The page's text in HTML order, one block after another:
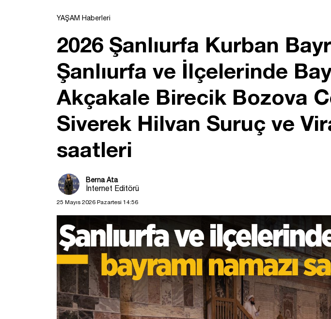
YAŞAM Haberleri
2026 Şanlıurfa Kurban
Şanlıurfa ve İlçelerinde
Akçakale Birecik Bozova
Siverek Hilvan Suruç ve
saatleri
Berna Ata
İnternet Editörü
25 Mayıs 2026 Pazartesi 14:56